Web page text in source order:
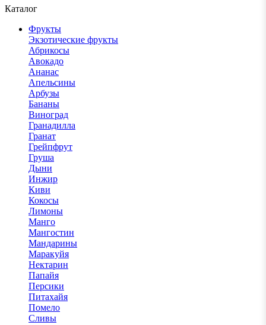
Каталог
Фрукты
Экзотические фрукты
Абрикосы
Авокадо
Ананас
Апельсины
Арбузы
Бананы
Виноград
Гранадилла
Гранат
Грейпфрут
Груша
Дыни
Инжир
Киви
Кокосы
Лимоны
Манго
Мангостин
Мандарины
Маракуйя
Нектарин
Папайя
Персики
Питахайя
Помело
Сливы